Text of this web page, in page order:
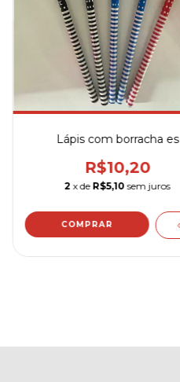
Lápis com borracha es
R$10,20
2 x de R$5,10 sem juros
COMPRAR